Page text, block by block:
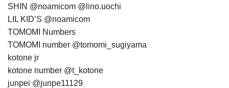
SHIN @noamicom @lino.uochi
LIL KID’S @noamicom
TOMOMI Numbers
TOMOMI number @tomomi_sugiyama
kotone jr
kotone number @t_kotone
junpei @junpe11129